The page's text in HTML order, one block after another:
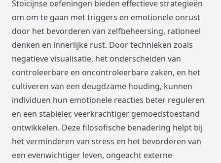
Stoïcijnse oefeningen bieden effectieve strategieën
om om te gaan met triggers en emotionele onrust
door het bevorderen van zelfbeheersing, rationeel
denken en innerlijke rust. Door technieken zoals
negatieve visualisatie, het onderscheiden van
controleerbare en oncontroleerbare zaken, en het
cultiveren van een deugdzame houding, kunnen
individuen hun emotionele reacties beter reguleren
en een stabieler, veerkrachtiger gemoedstoestand
ontwikkelen. Deze filosofische benadering helpt bij
het verminderen van stress en het bevorderen van
een evenwichtiger leven, ongeacht externe